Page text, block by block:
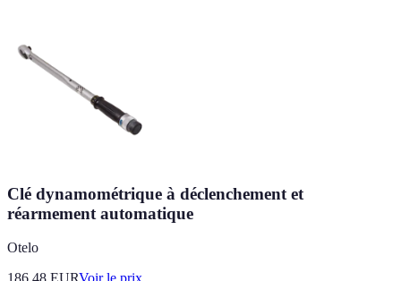
Clé dynamométrique à déclenchement et
réarmement automatique
Otelo